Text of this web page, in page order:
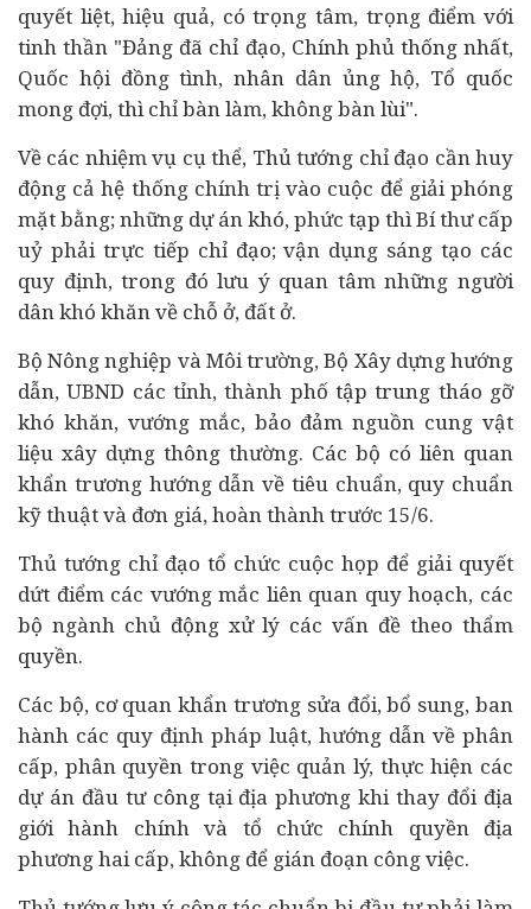
quyết liệt, hiệu quả, có trọng tâm, trọng điểm với
tinh thần "Đảng đã chỉ đạo, Chính phủ thống nhất,
Quốc hội đồng tình, nhân dân ủng hộ, Tổ quốc
mong đợi, thì chỉ bàn làm, không bàn lùi".
Về các nhiệm vụ cụ thể, Thủ tướng chỉ đạo cần huy
động cả hệ thống chính trị vào cuộc để giải phóng
mặt bằng; những dự án khó, phức tạp thì Bí thư cấp
uỷ phải trực tiếp chỉ đạo; vận dụng sáng tạo các
quy định, trong đó lưu ý quan tâm những người
dân khó khăn về chỗ ở, đất ở.
Bộ Nông nghiệp và Môi trường, Bộ Xây dựng hướng
dẫn, UBND các tỉnh, thành phố tập trung tháo gỡ
khó khăn, vướng mắc, bảo đảm nguồn cung vật
liệu xây dựng thông thường. Các bộ có liên quan
khẩn trương hướng dẫn về tiêu chuẩn, quy chuẩn
kỹ thuật và đơn giá, hoàn thành trước 15/6.
Thủ tướng chỉ đạo tổ chức cuộc họp để giải quyết
dứt điểm các vướng mắc liên quan quy hoạch, các
bộ ngành chủ động xử lý các vấn đề theo thẩm
quyền.
Các bộ, cơ quan khẩn trương sửa đổi, bổ sung, ban
hành các quy định pháp luật, hướng dẫn về phân
cấp, phân quyền trong việc quản lý, thực hiện các
dự án đầu tư công tại địa phương khi thay đổi địa
giới hành chính và tổ chức chính quyền địa
phương hai cấp, không để gián đoạn công việc.